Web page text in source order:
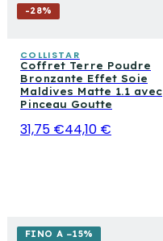
-28%
COLLISTAR
Coffret Terre Poudre
Bronzante Effet Soie
Maldives Matte 1.1 avec
Pinceau Goutte
31,75 €44,10 €
FINO A −15%